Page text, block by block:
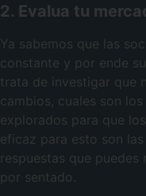
2. Evalua tu
Ya sabemos que las
constante y por ende
trata de investigar que
cambios, cuales son
explorados para que
eficaz para esto son
respuestas que
por sentado.